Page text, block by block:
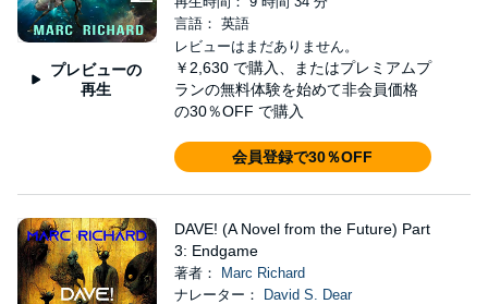
プレビューの
再生
言語： 英語
レビューはまだありません。
￥2,630 で購入、またはプレミアムプ
ランの無料体験を始めて非会員価格
の30％OFF で購入
会員登録で30％OFF
DAVE! (A Novel from the Future) Part
3: Endgame
著者：
Marc Richard
ナレーター：
David S. Dear